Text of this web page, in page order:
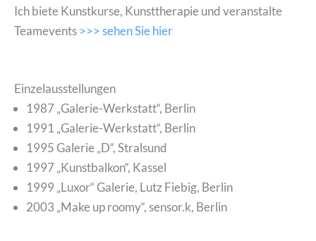
Ich biete Kunstkurse, Kunsttherapie und veranstalte
Teamevents >>> sehen Sie hier
Einzelausstellungen
1987 „Galerie-Werkstatt“, Berlin
1991 „Galerie-Werkstatt“, Berlin
1995 Galerie „D“, Stralsund
1997 „Kunstbalkon“, Kassel
1999 „Luxor“ Galerie, Lutz Fiebig, Berlin
2003 „Make up roomy“, sensor.k, Berlin